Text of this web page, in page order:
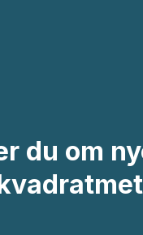
du om